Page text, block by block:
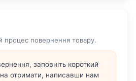
процес повернення товару.
заповніть короткий
отримати, написавши нам